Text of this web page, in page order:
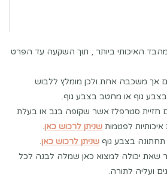
האיכותי ביותר , תוך השקעה עד הפרט
אך משכבה אחת ולכן מומלץ ללבוש
גוף או מחטב בצבע גוף.
חזיית סטרפלז אשר שקופה בגב או בעלת
לפטמות שניתן לרכוש כאן.
בצבע גוף שניתן לרכוש כאן.
שאת יכולה למצוא כאן שמלה לבנה לכל
ועליה לתורה.